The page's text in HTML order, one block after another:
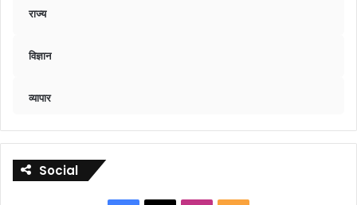
राज्य
विज्ञान
व्यापार
Social